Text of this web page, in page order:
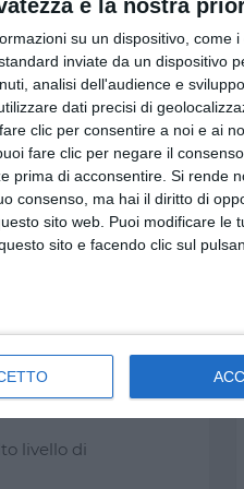
è la nostra
su un dispositivo, come
inviate da un dispositivo
analisi dell'audience e
dati precisi di
clic per consentire a noi e ai
fare clic per negare il
prima di acconsentire. Si rende
consenso, ma hai il diritto di
sito web. Puoi modificare le
sito e facendo clic sul
avere almeno 25
valido e la
della votazione,
senza indicare
fino a tre preferenze
Non è
devono riguardare
Il sistema
a livello nazionale
livello di